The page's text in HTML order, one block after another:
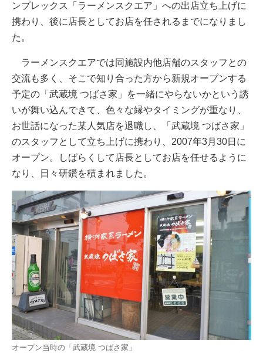
ンプレックス「ラーメンスクエア」への出店立ち上げに
携わり、後に店長としてお店を任されるまでになりまし
た。
ラーメンスクエアでは同施設内他店舗のスタッフとの
交流も多く、そこで知り合った方から新規オープンする
予定の「武蔵境 つばさ家」を一緒にやらないかという誘
いが舞い込んできて、色々な縁やタイミングが重なり、
お世話になった某人気店を退職し、「武蔵境 つばさ家」
のスタッフとして立ち上げに携わり、2007年3月30日に
オープン。しばらくして店長としてお店を任せるように
なり、日々研鑽を積まれました。
オープン当時の「武蔵境 つばさ家」